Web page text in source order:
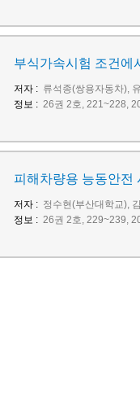
부식가속시험 조건에
저자 : 류석종(쌍용자동차),
정보 : 26권 2호, 221~228,
피해차량용 능동안전
저자 : 정수현(부산대학교),
정보 : 26권 2호, 229~239,